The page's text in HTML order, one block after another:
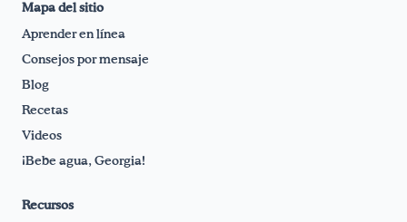
Mapa del sitio
Aprender en línea
Consejos por mensaje
Blog
Recetas
Videos
¡Bebe agua, Georgia!
Recursos